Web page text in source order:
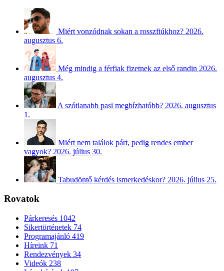
Miért vonzódnak sokan a rosszfiúkhoz? 2026.
augusztus 6.
Még mindig a férfiak fizetnek az első randin 2026.
augusztus 4.
A szótlanabb pasi megbízhatóbb? 2026. augusztus
1.
Miért nem találok párt, pedig rendes ember
vagyok? 2026. július 30.
Tabudöntő kérdés ismerkedéskor? 2026. július 25.
Rovatok
Párkeresés 1042
Sikertörténetek 74
Programajánló 419
Híreink 71
Rendezvények 34
Videók 238